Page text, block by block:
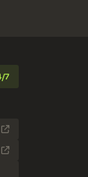
7